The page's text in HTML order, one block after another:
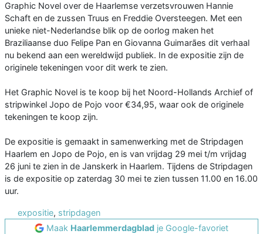
Graphic Novel over de Haarlemse verzetsvrouwen Hannie
Schaft en de zussen Truus en Freddie Oversteegen. Met een
unieke niet-Nederlandse blik op de oorlog maken het
Braziliaanse duo Felipe Pan en Giovanna Guimarães dit verhaal
nu bekend aan een wereldwijd publiek. In de expositie zijn de
originele tekeningen voor dit werk te zien.
Het Graphic Novel is te koop bij het Noord-Hollands Archief of
stripwinkel Jopo de Pojo voor €34,95, waar ook de originele
tekeningen te koop zijn.
De expositie is gemaakt in samenwerking met de Stripdagen
Haarlem en Jopo de Pojo, en is van vrijdag 29 mei t/m vrijdag
26 juni te zien in de Janskerk in Haarlem. Tijdens de Stripdagen
is de expositie op zaterdag 30 mei te zien tussen 11.00 en 16.00
uur.
expositie, stripdagen
Maak Haarlemmerdagblad je Google-favoriet